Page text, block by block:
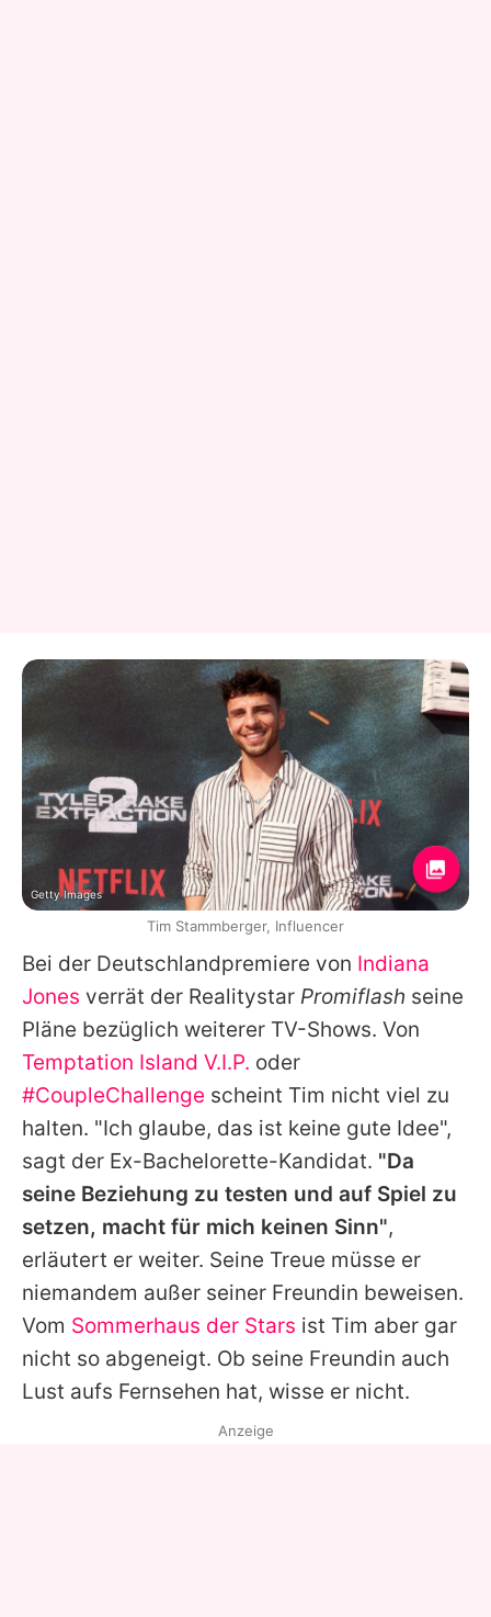
Bei der Deutschlandpremiere von Indiana
Jones verrät der Realitystar Promiflash seine
Pläne bezüglich weiterer TV-Shows. Von
Temptation Island V.I.P. oder
#CoupleChallenge scheint Tim nicht viel zu
halten. "Ich glaube, das ist keine gute Idee",
sagt der Ex-Bachelorette-Kandidat. "Da
seine Beziehung zu testen und auf Spiel zu
setzen, macht für mich keinen Sinn",
erläutert er weiter. Seine Treue müsse er
niemandem außer seiner Freundin beweisen.
Vom Sommerhaus der Stars ist Tim aber gar
nicht so abgeneigt. Ob seine Freundin auch
Lust aufs Fernsehen hat, wisse er nicht.
Getty Images
Tim Stammberger, Influencer
Anzeige